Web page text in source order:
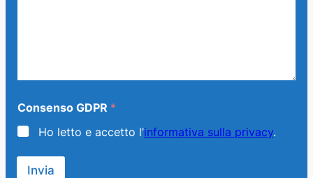
Consenso GDPR *
Ho letto e accetto l’informativa sulla privacy.
Invia